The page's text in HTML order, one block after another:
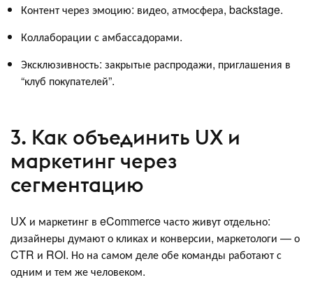
Контент через эмоцию: видео, атмосфера, backstage.
Коллаборации с амбассадорами.
Эксклюзивность: закрытые распродажи, приглашения в
“клуб покупателей”.
3. Как объединить UX и
маркетинг через
сегментацию
UX и маркетинг в eCommerce часто живут отдельно:
дизайнеры думают о кликах и конверсии, маркетологи — о
CTR и ROI. Но на самом деле обе команды работают с
одним и тем же человеком.